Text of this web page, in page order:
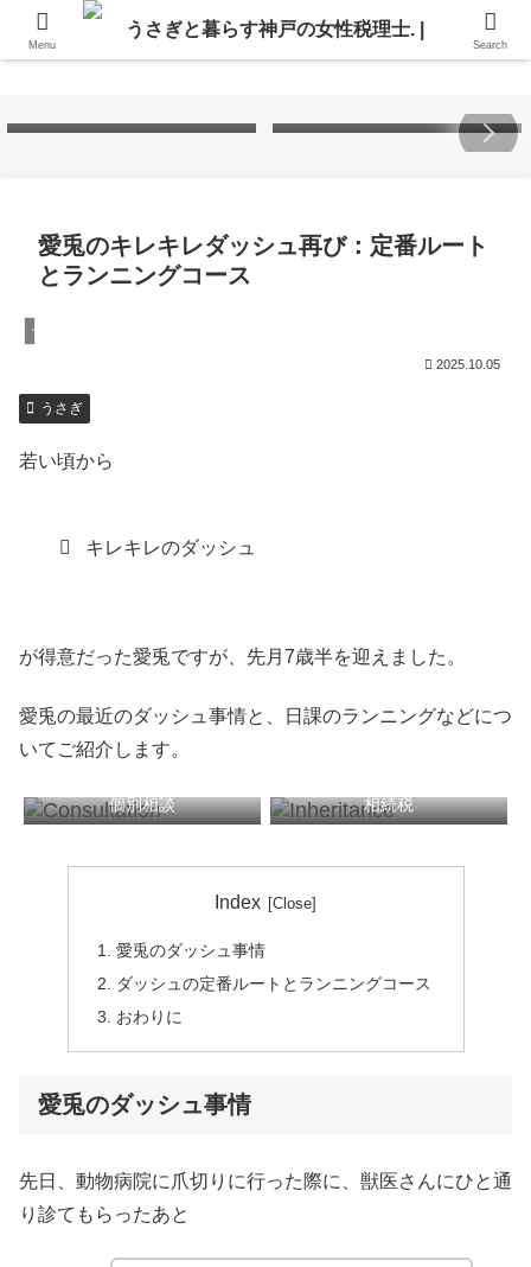
愛兎のキレキレダッシュ再び：定番ルート
とランニングコース
うさぎ
2025.10.05
うさぎ
若い頃から
キレキレのダッシュ
が得意だった愛兎ですが、先月7歳半を迎えました。
愛兎の最近のダッシュ事情と、日課のランニングなどにつ
いてご紹介します。
個別相談 相続税
税務顧問 確定申告
Index
愛兎のダッシュ事情
ダッシュの定番ルートとランニングコース
おわりに
愛兎のダッシュ事情
先日、動物病院に爪切りに行った際に、獣医さんにひと通
り診てもらったあと
Menu Search